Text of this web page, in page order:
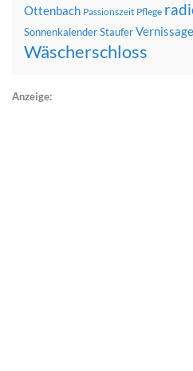
Ottenbach Passionszeit Pflege
SonnenkalenderStauferVernissage
Wäscherschloss
Anzeige: